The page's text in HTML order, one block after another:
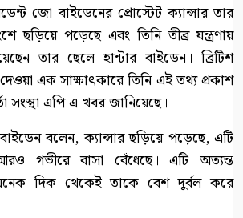
জো বাইডেনের প্রোস্টেট ক্যান্সার তার
ছড়িয়ে পড়েছে এবং তিনি তীব্র যন্ত্রণায়
তার ছেলে হান্টার বাইডেন। ব্রিটিশ
এক সাক্ষাৎকারে তিনি এই তথ্য প্রকাশ
সংস্থা এপি এ খবর জানিয়েছে।
বাইডেন বলেন, ক্যান্সার ছড়িয়ে পড়েছে, এটি
গভীরে বাসা বেঁধেছে। এটি অত্যন্ত
দিক থেকেই তাকে বেশ দুর্বল করে